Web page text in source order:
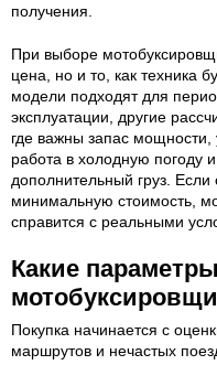
получения.
При выборе
цена, но и то, как техника
модели подходят для
эксплуатации, другие
где важны запас мощности,
работа в холодную погоду
дополнительный груз. Если
минимальную стоимость,
справится с реальными
Какие
Покупка начинается с
маршрутов и нечастых